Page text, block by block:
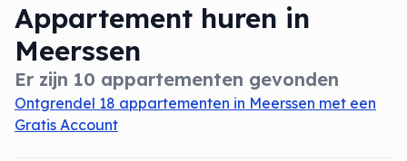
Appartement huren in
Meerssen
Er zijn 10 appartementen gevonden
Ontgrendel 18 appartementen in Meerssen met een
Gratis Account